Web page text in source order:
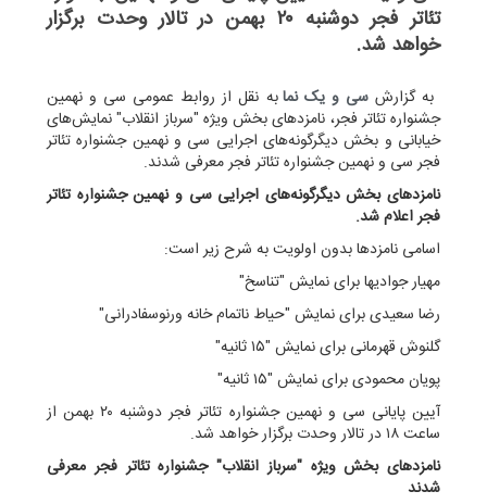
تئاتر فجر دوشنبه ۲۰ بهمن در تالار وحدت برگزار
خواهد شد.
به گزارشسی و یک نمابه نقل از روابط عمومی سی و نهمین
جشنواره تئاتر فجر، نامزدهای بخش ویژه "سرباز انقلاب" نمایش‌های
خیابانی و بخش دیگرگونه‌های اجرایی سی و نهمین جشنواره تئاتر
فجر سی و نهمین جشنواره تئاتر فجر معرفی شدند.
نامزدهای بخش دیگرگونه‌های اجرایی سی و نهمین جشنواره تئاتر
فجر اعلام شد.
اسامی نامزدها بدون اولویت به شرح زیر است:
مهیار جوادیها برای نمایش "تناسخ"
رضا سعیدی برای نمایش "حیاط ناتمام خانه ورنوسفادرانی"
گلنوش قهرمانی برای نمایش "۱۵ ثانیه"
پویان محمودی برای نمایش "۱۵ ثانیه"
آیین پایانی سی و نهمین جشنواره تئاتر فجر دوشنبه ۲۰ بهمن از
ساعت ۱۸ در تالار وحدت برگزار خواهد شد.
نامزدهای بخش ویژه "سرباز انقلاب" جشنواره تئاتر فجر معرفی
شدند